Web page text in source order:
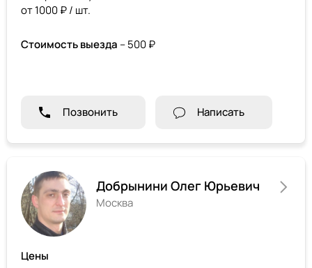
от 1000 ₽ / шт.
Стоимость выезда – 500 ₽
Позвонить Написать
Добрынини Олег Юрьевич
Москва
Цены